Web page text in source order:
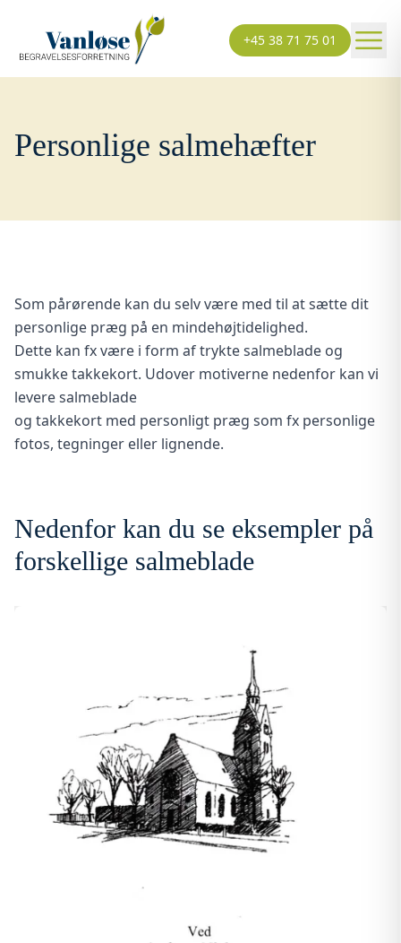
+45 38 71 75 01
Personlige salmehæfter
Som pårørende kan du selv være med til at sætte dit
personlige præg på en mindehøjtidelighed.
Dette kan fx være i form af trykte salmeblade og
smukke takkekort. Udover motiverne nedenfor kan vi
levere salmeblade
og takkekort med personligt præg som fx personlige
fotos, tegninger eller lignende.
Nedenfor kan du se eksempler på
forskellige salmeblade